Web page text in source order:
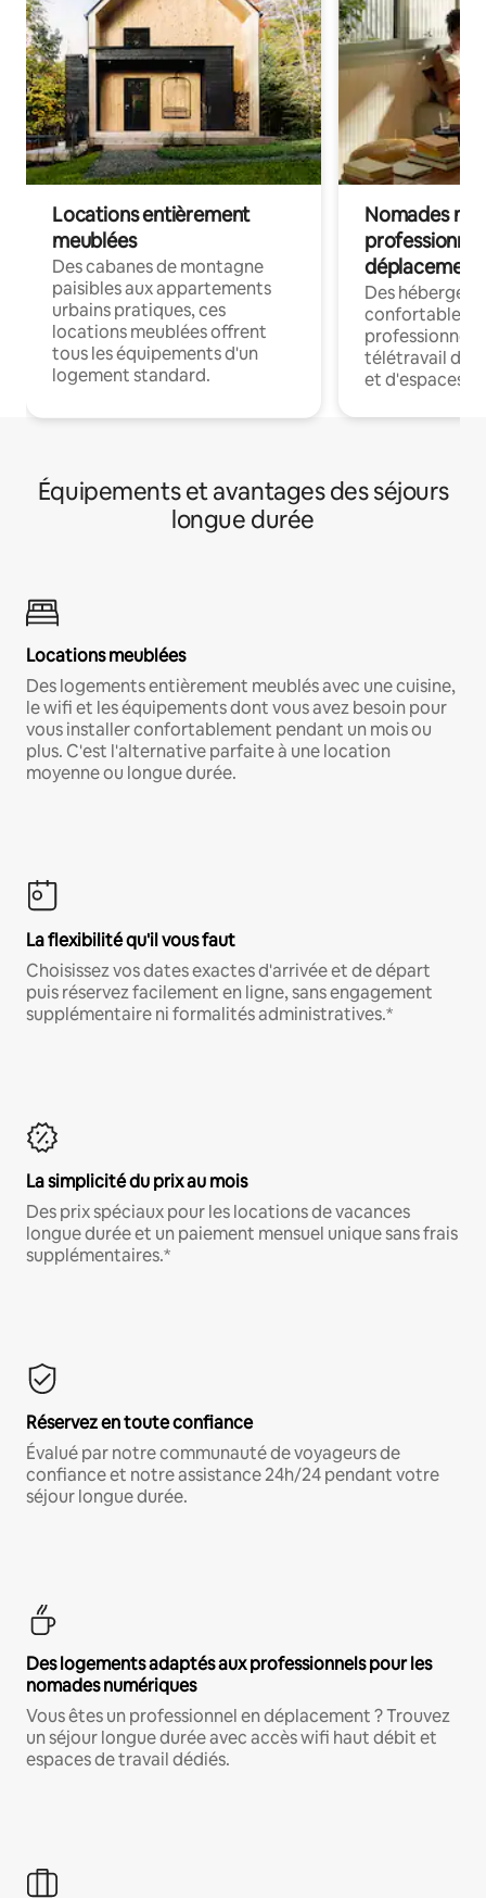
Locations entièrement
meublées
Des cabanes de montagne
paisibles aux appartements
urbains pratiques, ces
locations meublées offrent
tous les équipements d'un
logement standard.
Nomades
déplacement
Des
confortables
professionnels
télétravail
et d'espaces
Équipements et avantages des séjours
longue durée
Locations meublées
Des logements entièrement meublés avec une cuisine,
le wifi et les équipements dont vous avez besoin pour
vous installer confortablement pendant un mois ou
plus. C'est l'alternative parfaite à une location
moyenne ou longue durée.
La flexibilité qu'il vous faut
Choisissez vos dates exactes d'arrivée et de départ
puis réservez facilement en ligne, sans engagement
supplémentaire ni formalités administratives.*
La simplicité du prix au mois
Des prix spéciaux pour les locations de vacances
longue durée et un paiement mensuel unique sans frais
supplémentaires.*
Réservez en toute confiance
Évalué par notre communauté de voyageurs de
confiance et notre assistance 24h/24 pendant votre
séjour longue durée.
Des logements adaptés aux professionnels pour les
nomades numériques
Vous êtes un professionnel en déplacement ? Trouvez
un séjour longue durée avec accès wifi haut débit et
espaces de travail dédiés.